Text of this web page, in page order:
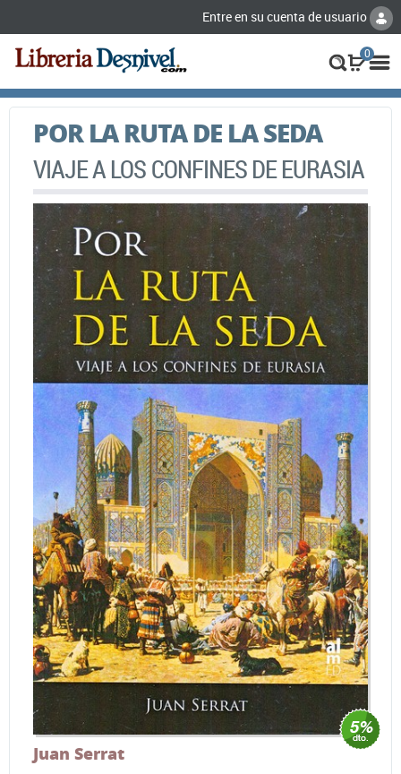
Entre en su cuenta de usuario
0
POR LA RUTA DE LA SEDA
VIAJE A LOS CONFINES DE EURASIA
Juan Serrat